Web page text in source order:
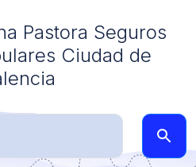
Pastora Seguros
Ciudad de